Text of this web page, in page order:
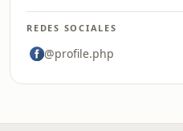
REDES SOCIALES
@profile.php